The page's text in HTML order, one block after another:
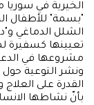
"بسمة" للأطفال
مشروعها في
ونشر التوعية حول
القدرة على
بأنّ نشاطها